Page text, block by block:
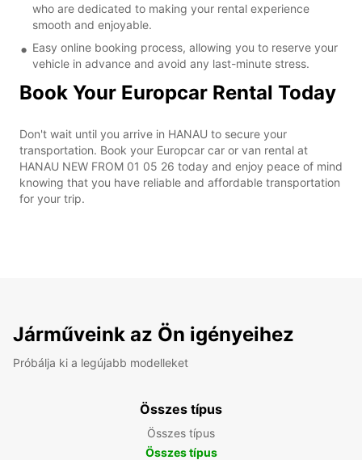
who are dedicated to making your rental experience
smooth and enjoyable.
Easy online booking process, allowing you to reserve your
vehicle in advance and avoid any last-minute stress.
Book Your Europcar Rental Today
Don't wait until you arrive in HANAU to secure your
transportation. Book your Europcar car or van rental at
HANAU NEW FROM 01 05 26 today and enjoy peace of mind
knowing that you have reliable and affordable transportation
for your trip.
Járműveink az Ön igényeihez
Próbálja ki a legújabb modelleket
Összes típus
Összes típus
Összes típus